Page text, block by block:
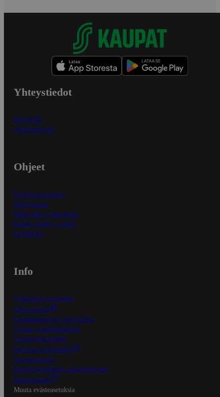
Yhteystiedot
Myymälät
Asiakaspalvelu
Ohjeet
Ensitilaajan ohjeet
Näin maksat
Näin tilaat ja muokkaat
Kaikki ohjeet ja vinkit
In English
Info
S-Business yrityksille
Oiva-raportit
Osuuskauppojen yhteystiedot
Tilaus- ja toimitusehdot
Tietosuojakäytäntö
Palvelun käyttöehdot
Saavutettavuus
Mobiilisovelluksen saavutettavuus
Mainostajalle
Muuta evästeasetuksia